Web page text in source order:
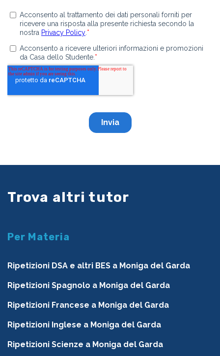
Trova altri tutor
Per Materia
Ripetizioni DSA e altri BES a Moniga del Garda
Ripetizioni Spagnolo a Moniga del Garda
Ripetizioni Francese a Moniga del Garda
Ripetizioni Inglese a Moniga del Garda
Ripetizioni Scienze a Moniga del Garda